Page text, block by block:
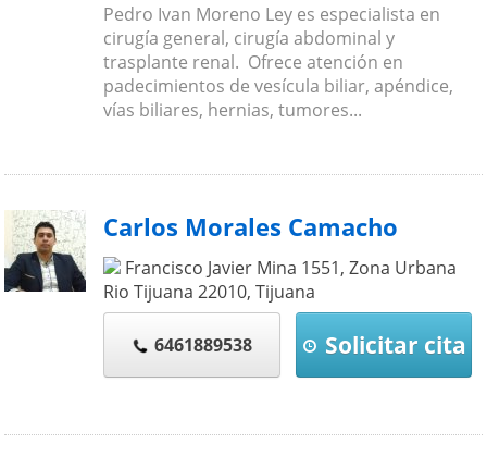
Pedro Ivan Moreno Ley es especialista en
cirugía general, cirugía abdominal y
trasplante renal. Ofrece atención en
padecimientos de vesícula biliar, apéndice,
vías biliares, hernias, tumores...
Carlos Morales Camacho
Francisco Javier Mina 1551, Zona Urbana
Rio Tijuana 22010,Tijuana
6461889538 Solicitar cita